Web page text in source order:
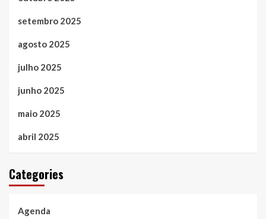
setembro 2025
agosto 2025
julho 2025
junho 2025
maio 2025
abril 2025
Categories
Agenda